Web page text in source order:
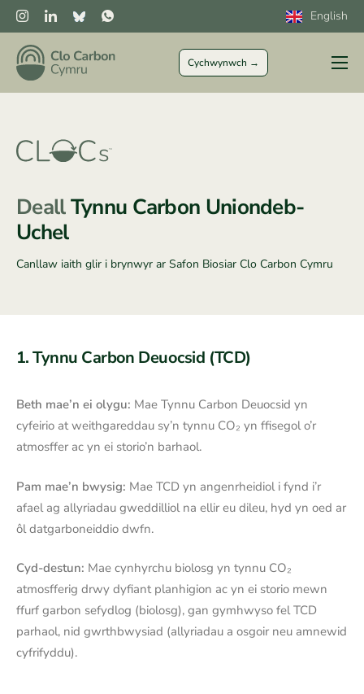
English
Cychwynwch →
I Ffermwyr
Sector Cyhoeddus
Mwy
DeallTynnu Carbon Uniondeb-
Uchel
Canllaw iaith glir i brynwyr ar Safon Biosiar Clo Carbon Cymru
1. Tynnu Carbon Deuocsid (TCD)
Beth mae’n ei olygu: Mae Tynnu Carbon Deuocsid yn
cyfeirio at weithgareddau sy’n tynnu CO₂ yn ffisegol o’r
atmosffer ac yn ei storio’n barhaol.
Pam mae’n bwysig: Mae TCD yn angenrheidiol i fynd i’r
afael ag allyriadau gweddilliol na ellir eu dileu, hyd yn oed ar
ôl datgarboneiddio dwfn.
Cyd-destun: Mae cynhyrchu biolosg yn tynnu CO₂
atmosfferig drwy dyfiant planhigion ac yn ei storio mewn
ffurf garbon sefydlog (biolosg), gan gymhwyso fel TCD
parhaol, nid gwrthbwysiad (allyriadau a osgoir neu amnewid
cyfrifyddu).